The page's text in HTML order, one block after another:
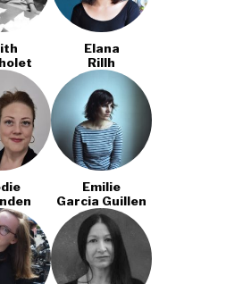
Elana
Rillh
Emilie
Garcia Guillen